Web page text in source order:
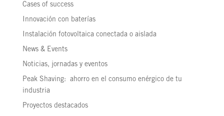
Cases of success
Innovación con baterías
Instalación fotovoltaica conectada o aislada
News & Events
Noticias, jornadas y eventos
Peak Shaving: ahorro en el consumo enérgico de tu
industria
Proyectos destacados